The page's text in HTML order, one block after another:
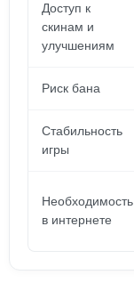
Доступ к
скинам и
улучшениям
Риск бана
Стабильность
игры
Необходимость
в интернете